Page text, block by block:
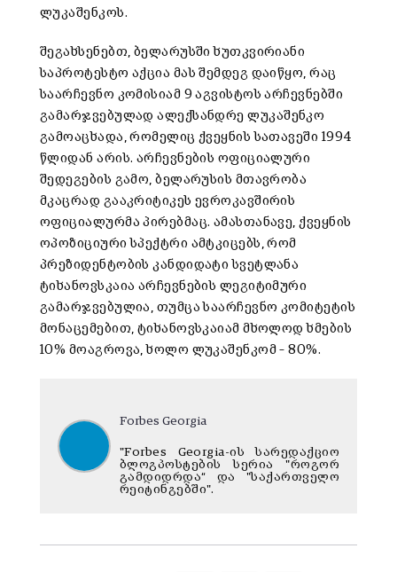
ლუკაშენკოს.
შეგახსენებთ, ბელარუსში ხუთკვირიანი
საპროტესტო აქცია მას შემდეგ დაიწყო, რაც
საარჩევნო კომისიამ 9 აგვისტოს არჩევნებში
გამარჯვებულად ალექსანდრე ლუკაშენკო
გამოაცხადა, რომელიც ქვეყნის სათავეში 1994
წლიდან არის. არჩევნების ოფიციალური
შედეგების გამო, ბელარუსის მთავრობა
მკაცრად გააკრიტიკეს ევროკავშირის
ოფიციალურმა პირებმაც. ამასთანავე, ქვეყნის
ოპოზიციური სპექტრი ამტკიცებს, რომ
პრეზიდენტობის კანდიდატი სვეტლანა
ტიხანოვსკაია არჩევნების ლეგიტიმური
გამარჯვებულია, თუმცა საარჩევნო კომიტეტის
მონაცემებით, ტიხანოვსკაიამ მხოლოდ ხმების
10% მოაგროვა, ხოლო ლუკაშენკომ – 80%.
Forbes Georgia
"Forbes Georgia-ის სარედაქციო
ბლოგპოსტების სერია "როგორ
გამდიდრდა“ და "საქართველო
რეიტინგებში".